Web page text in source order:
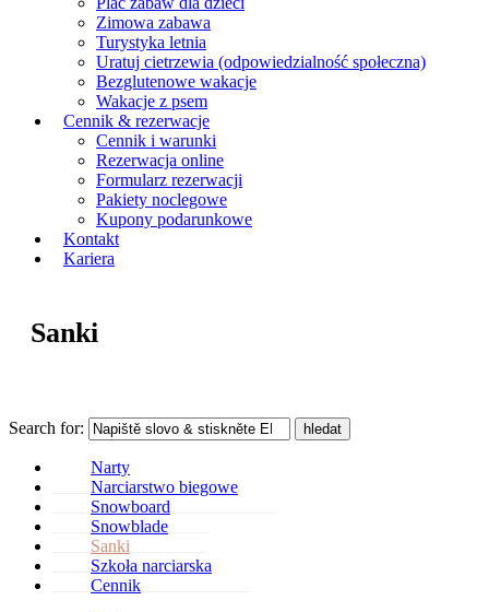
Zimowa zabawa
Turystyka letnia
Uratuj cietrzewia (odpowiedzialność społeczna)
Bezglutenowe wakacje
Wakacje z psem
Cennik & rezerwacje
Cennik i warunki
Rezerwacja online
Formularz rezerwacji
Pakiety noclegowe
Kupony podarunkowe
Kontakt
Kariera
Sanki
Search for: hledat
Narty
Narciarstwo biegowe
Snowboard
Snowblade
Sanki
Szkoła narciarska
Cennik